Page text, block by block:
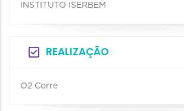
INSTITUTO ISERBEM
REALIZAÇÃO
O2 Corre